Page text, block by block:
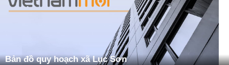
Bản đồ quy hoạch xã Lục Sơn